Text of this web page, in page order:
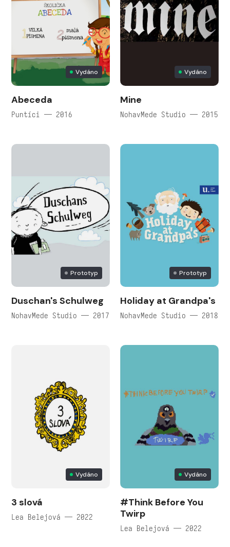
Vydáno
Abeceda
Puntíci — 2016
Vydáno
Mine
NohavMede Studio — 2015
Prototyp
Duschan's Schulweg
NohavMede Studio — 2017
Prototyp
Holiday at Grandpa's
NohavMede Studio — 2018
Vydáno
3 slová
Lea Belejová — 2022
Vydáno
#Think Before You
Twirp
Lea Belejová — 2022